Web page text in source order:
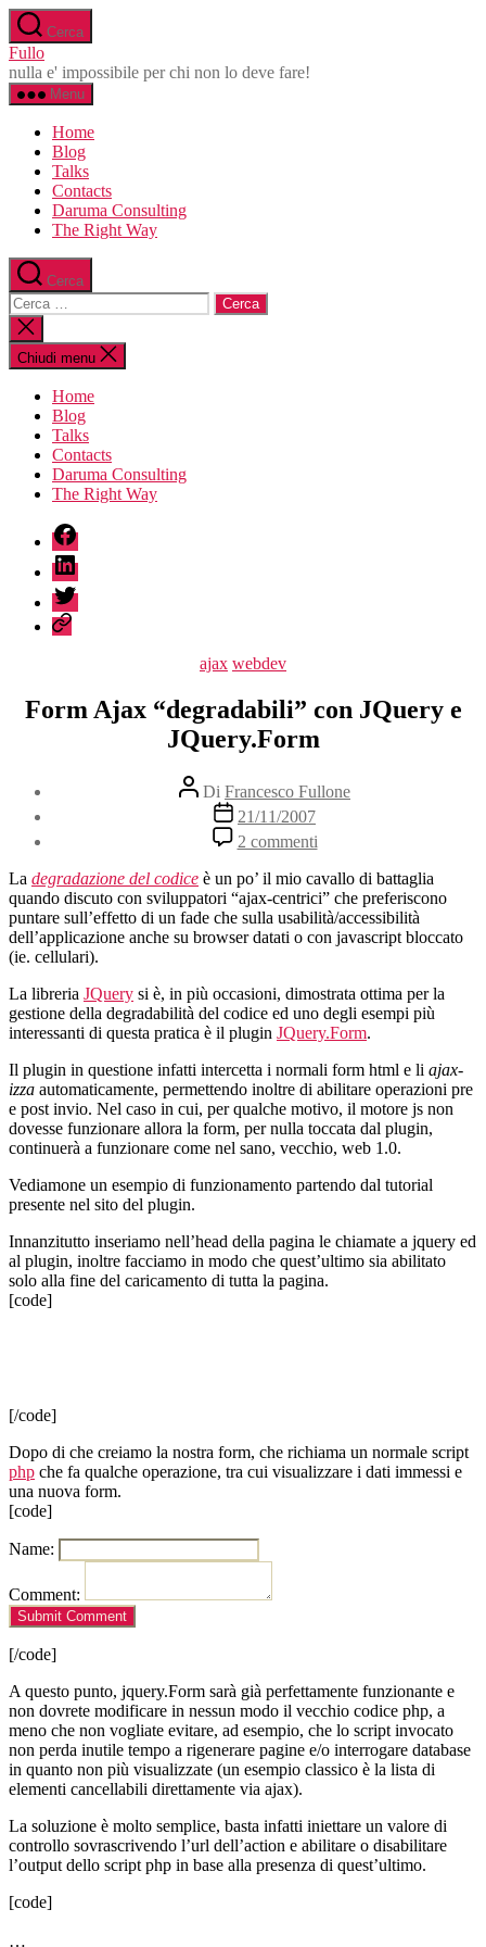
Salta
al
contenuto
Cerca
Fullo
nulla e' impossibile per chi non lo deve fare!
Menu
Home
Blog
Talks
Contacts
Daruma Consulting
The Right Way
Cerca
Cerca:
Chiudi
la
ricerca
Chiudi menu
Home
Blog
Talks
Contacts
Daruma Consulting
The Right Way
fb
linkedin
twitter
sessionize
Categorie
ajax webdev
Form Ajax “degradabili” con JQuery e
JQuery.Form
Autore
articolo
Di Francesco Fullone
Data
dell'articolo
21/11/2007
2 commentisu
Form
Ajax
“degradabili”
con
JQuery
La degradazione del codice è un po’ il mio cavallo di battaglia
quando discuto con sviluppatori “ajax-centrici” che preferiscono
puntare sull’effetto di un fade che sulla usabilità/accessibilità
dell’applicazione anche su browser datati o con javascript bloccato
(ie. cellulari).
La libreria JQuery si è, in più occasioni, dimostrata ottima per la
gestione della degradabilità del codice ed uno degli esempi più
interessanti di questa pratica è il plugin JQuery.Form.
Il plugin in questione infatti intercetta i normali form html e li ajax-
izza automaticamente, permettendo inoltre di abilitare operazioni pre
e post invio. Nel caso in cui, per qualche motivo, il motore js non
dovesse funzionare allora la form, per nulla toccata dal plugin,
continuerà a funzionare come nel sano, vecchio, web 1.0.
Vediamone un esempio di funzionamento partendo dal tutorial
presente nel sito del plugin.
Innanzitutto inseriamo nell’head della pagina le chiamate a jquery ed
al plugin, inoltre facciamo in modo che quest’ultimo sia abilitato
solo alla fine del caricamento di tutta la pagina.
[code]
[/code]
Dopo di che creiamo la nostra form, che richiama un normale script
php che fa qualche operazione, tra cui visualizzare i dati immessi e
una nuova form.
[code]
Name:
Comment:
[/code]
A questo punto, jquery.Form sarà già perfettamente funzionante e
non dovrete modificare in nessun modo il vecchio codice php, a
meno che non vogliate evitare, ad esempio, che lo script invocato
non perda inutile tempo a rigenerare pagine e/o interrogare database
in quanto non più visualizzate (un esempio classico è la lista di
elementi cancellabili direttamente via ajax).
La soluzione è molto semplice, basta infatti iniettare un valore di
controllo sovrascrivendo l’url dell’action e abilitare o disabilitare
l’output dello script php in base alla presenza di quest’ultimo.
[code]
…